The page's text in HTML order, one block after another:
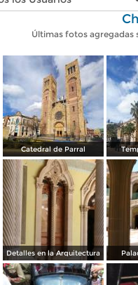
Últimas fotos agregadas
Catedral de Parral
Detalles en la Arquitectura